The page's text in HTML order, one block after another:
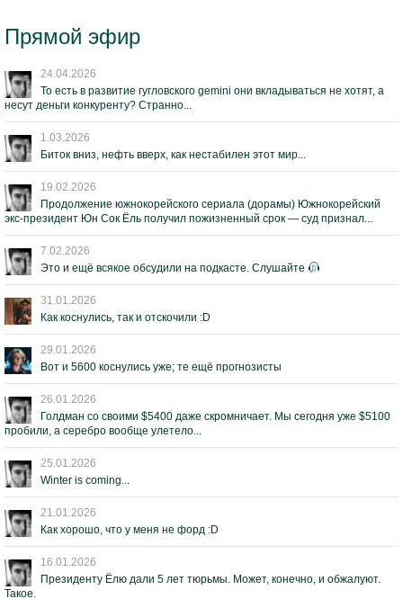
Прямой эфир
24.04.2026
То есть в развитие гугловского gemini они вкладываться не хотят, а
несут деньги конкуренту? Странно...
1.03.2026
Биток вниз, нефть вверх, как нестабилен этот мир...
19.02.2026
Продолжение южнокорейского сериала (дорамы) Южнокорейский
экс-президент Юн Сок Ёль получил пожизненный срок — суд признал...
7.02.2026
Это и ещё всякое обсудили на подкасте. Слушайте
31.01.2026
Как коснулись, так и отскочили :D
29.01.2026
Вот и 5600 коснулись уже; те ещё прогнозисты
26.01.2026
Голдман со своими $5400 даже скромничает. Мы сегодня уже $5100
пробили, а серебро вообще улетело...
25.01.2026
Winter is coming...
21.01.2026
Как хорошо, что у меня не форд :D
16.01.2026
Президенту Ёлю дали 5 лет тюрьмы. Может, конечно, и обжалуют.
Такое.